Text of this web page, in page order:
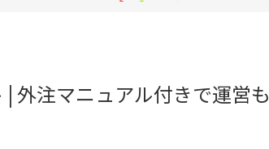
| 外注マニュアル付きで運営も